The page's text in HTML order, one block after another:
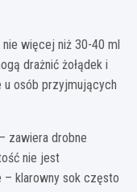
nie więcej niż 30-40 ml
drażnić żołądek i
u osób przyjmujących
zawiera drobne
nie jest
– klarowny sok często